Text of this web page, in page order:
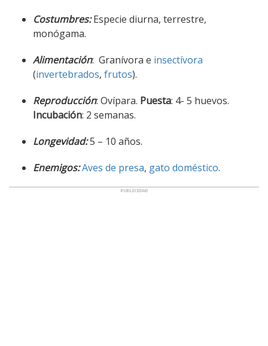
Costumbres:Especie diurna, terrestre,
monógama.
Alimentación: Granívora e insectívora
(invertebrados, frutos).
Reproducción: Ovípara. Puesta: 4- 5 huevos.
Incubación: 2 semanas.
Longevidad:5 – 10 años.
Enemigos:Aves de presa, gato doméstico.